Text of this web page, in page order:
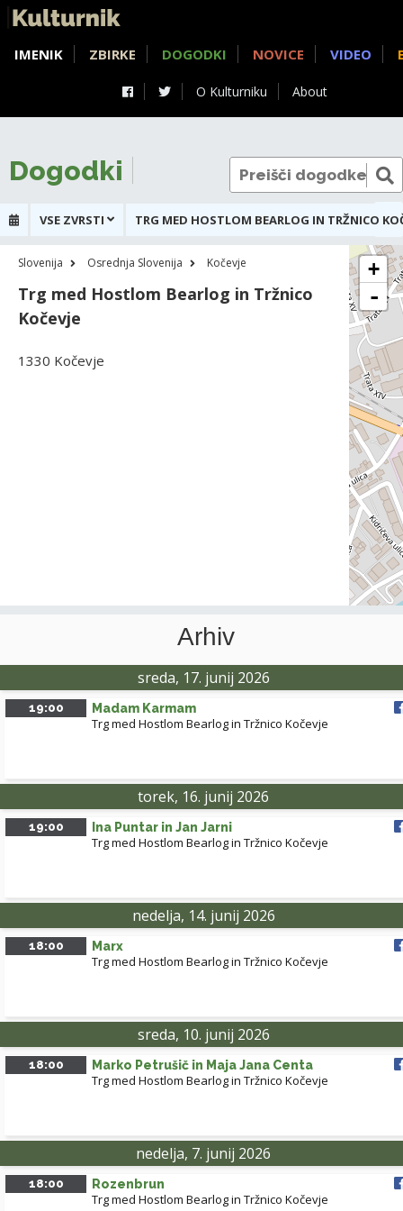
O Kulturniku About
IMENIK ZBIRKE DOGODKI NOVICE VIDEO
Dogodki
VSE ZVRSTI TRG MED HOSTLOM BEARLOG IN TRŽNICO
Slovenija Osrednja Slovenija Kočevje
Trg med Hostlom Bearlog in Tržnico
Kočevje
1330 Kočevje
+
-
Arhiv
sreda, 17. junij 2026
19:00 Madam Karmam
Trg med Hostlom Bearlog in Tržnico Kočevje
torek, 16. junij 2026
19:00 Ina Puntar in Jan Jarni
Trg med Hostlom Bearlog in Tržnico Kočevje
nedelja, 14. junij 2026
18:00 Marx
Trg med Hostlom Bearlog in Tržnico Kočevje
sreda, 10. junij 2026
18:00 Marko Petrušič in Maja Jana Centa
Trg med Hostlom Bearlog in Tržnico Kočevje
nedelja, 7. junij 2026
18:00 Rozenbrun
Trg med Hostlom Bearlog in Tržnico Kočevje